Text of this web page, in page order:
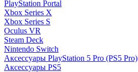
PlayStation Portal
Xbox Series X
Xbox Series S
Oculus VR
Steam Deck
Nintendo Switch
Аксессуары PlayStation 5 Pro (PS5 Pro)
Аксессуары PS5